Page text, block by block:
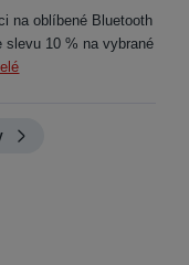
na oblíbené Bluetooth
slevu 10 % na vybrané